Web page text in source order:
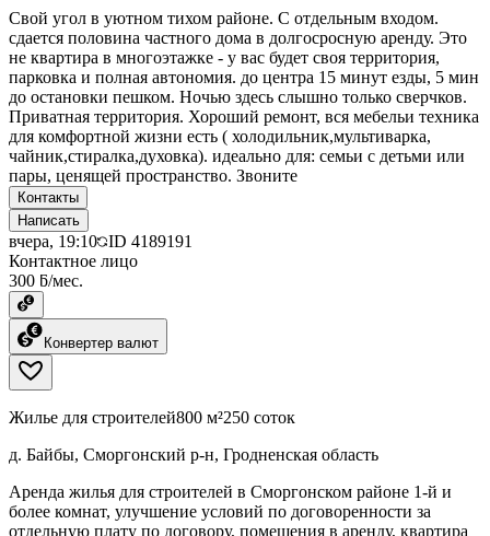
Свой угол в уютном тихом районе. С отдельным входом.
сдается половина частного дома в долгосросную аренду. Это
не квартира в многоэтажке - у вас будет своя территория,
парковка и полная автономия. до центра 15 минут езды, 5 мин
до остановки пешком. Ночью здесь слышно только сверчков.
Приватная территория. Хороший ремонт, вся мебельи техника
для комфортной жизни есть ( холодильник,мультиварка,
чайник,стиралка,духовка). идеально для: семьи с детьми или
пары, ценящей пространство. Звоните
Контакты
Написать
вчера, 19:10 ID 4189191
Контактное лицо
300 ƃ/мес.
Конвертер валют
Жилье для строителей800 м²250 соток
д. Байбы, Сморгонский р-н, Гродненская область
Аренда жилья для строителей в Сморгонском районе 1-й и
более комнат, улучшение условий по договоренности за
отдельную плату по договору, помещения в аренду, квартира